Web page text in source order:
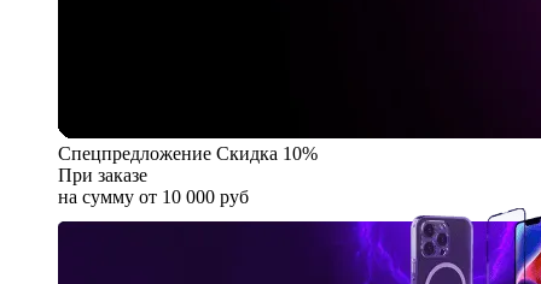
Спецпредложение Скидка 10%
При заказе
на сумму от 10 000 руб